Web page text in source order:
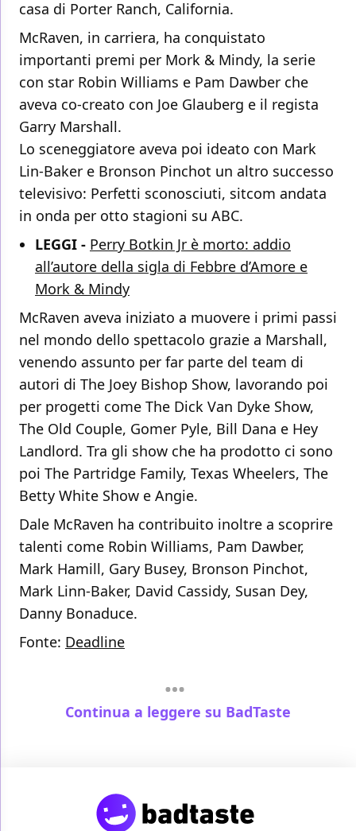
casa di Porter Ranch, California.
McRaven, in carriera, ha conquistato
importanti premi per Mork & Mindy, la serie
con star Robin Williams e Pam Dawber che
aveva co-creato con Joe Glauberg e il regista
Garry Marshall.
Lo sceneggiatore aveva poi ideato con Mark
Lin-Baker e Bronson Pinchot un altro successo
televisivo: Perfetti sconosciuti, sitcom andata
in onda per otto stagioni su ABC.
LEGGI - Perry Botkin Jr è morto: addio
all’autore della sigla di Febbre d’Amore e
Mork & Mindy
McRaven aveva iniziato a muovere i primi passi
nel mondo dello spettacolo grazie a Marshall,
venendo assunto per far parte del team di
autori di The Joey Bishop Show, lavorando poi
per progetti come The Dick Van Dyke Show,
The Old Couple, Gomer Pyle, Bill Dana e Hey
Landlord. Tra gli show che ha prodotto ci sono
poi The Partridge Family, Texas Wheelers, The
Betty White Show e Angie.
Dale McRaven ha contribuito inoltre a scoprire
talenti come Robin Williams, Pam Dawber,
Mark Hamill, Gary Busey, Bronson Pinchot,
Mark Linn-Baker, David Cassidy, Susan Dey,
Danny Bonaduce.
Fonte: Deadline
Continua a leggere su BadTaste